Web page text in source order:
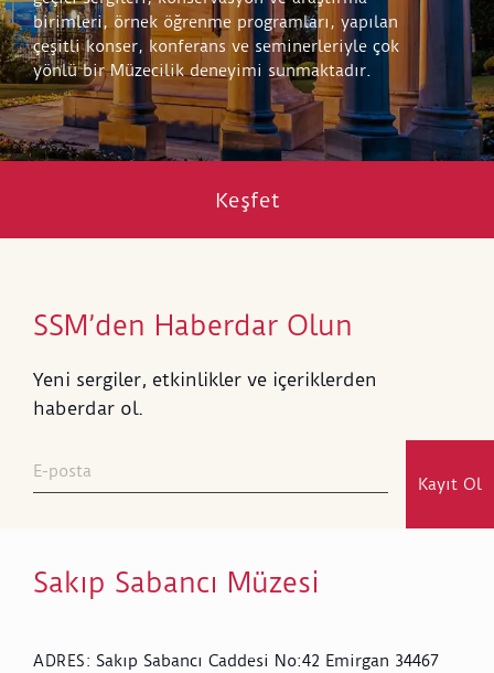
birimleri, örnek öğrenme programları, yapılan
çeşitli konser, konferans ve seminerleriyle çok
yönlü bir Müzecilik deneyimi sunmaktadır.
Keşfet
SSM’den Haberdar Olun
Yeni sergiler, etkinlikler ve içeriklerden
haberdar ol.
Kayıt Ol
Sakıp Sabancı Müzesi
ADRES: Sakıp Sabancı Caddesi No:42 Emirgan 34467